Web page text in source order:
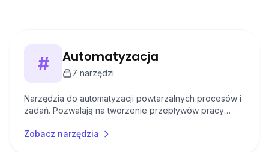
# Automatyzacja
7 narzędzi
Narzędzia do automatyzacji powtarzalnych procesów i
zadań. Pozwalają na tworzenie przepływów pracy
Zobacz narzędzia